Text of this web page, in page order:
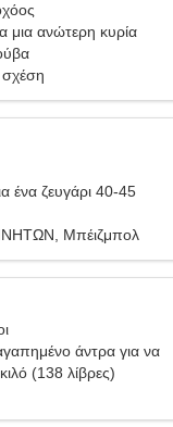
μια ανώτερη κυρία
ένα ζευγάρι 40-45
Μπέιζμπολ
άντρα για να
(138 λίβρες)